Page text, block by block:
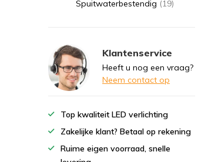
Spuitwaterbestendig (19)
Klantenservice
Heeft u nog een vraag?
Neem contact op
Top kwaliteit LED verlichting
Zakelijke klant? Betaal op rekening
Ruime eigen voorraad, snelle